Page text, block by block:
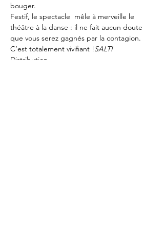
bouger.
Festif, le spectacle mêle à merveille le
théâtre à la danse : il ne fait aucun doute
que vous serez gagnés par la contagion.
C’est totalement vivifiant !SALTI
Distribution